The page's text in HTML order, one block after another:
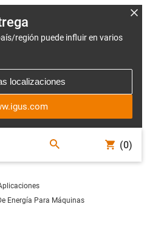
región puede influir en varios
localizaciones
(0)
Energía Para Máquinas